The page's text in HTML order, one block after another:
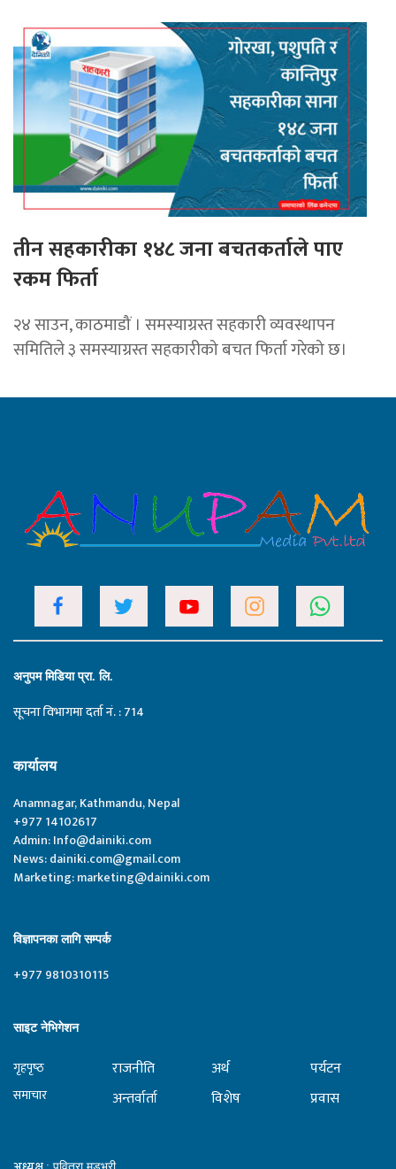
तीन सहकारीका १४८ जना बचतकर्ताले पाए
रकम फिर्ता
२४ साउन, काठमाडौं । समस्याग्रस्त सहकारी व्यवस्थापन
समितिले ३ समस्याग्रस्त सहकारीको बचत फिर्ता गरेको छ।
अनुपम मिडिया प्रा. लि.
सूचना विभागमा दर्ता नं. : 714
कार्यालय
Anamnagar, Kathmandu, Nepal
+977 14102617
Admin:Info@dainiki.com
News:dainiki.com@gmail.com
Marketing:marketing@dainiki.com
विज्ञापनका लागि सम्पर्क
+977 9810310115
साइट नेभिगेशन
गृहपृष्‍ठ
समाचार
राजनीति
अन्तर्वार्ता
अर्थ
विशेष
पर्यटन
प्रवास